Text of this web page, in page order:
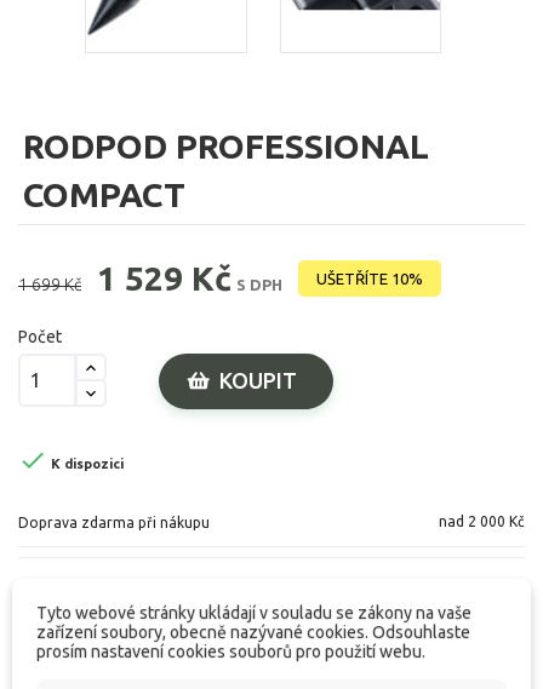
RODPOD PROFESSIONAL
COMPACT
1 699 Kč 1 529 Kč S DPH UŠETŘÍTE 10%
Počet
KOUPIT
 K dispozici
Doprava zdarma při nákupu nad 2 000 Kč
Popis produktu
Tyto webové stránky ukládají v souladu se zákony na vaše
zařízení soubory, obecně nazývané cookies. Odsouhlaste
prosím nastavení cookies souborů pro použití webu.